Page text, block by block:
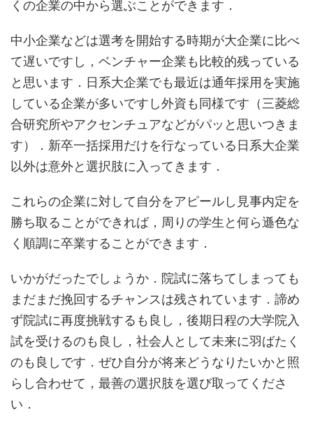
くの企業の中から選ぶことができます．
中小企業などは選考を開始する時期が大企業に比べ
て遅いですし，ベンチャー企業も比較的残っている
と思います．日系大企業でも最近は通年採用を実施
している企業が多いですし外資も同様です（三菱総
合研究所やアクセンチュアなどがパッと思いつきま
す）．新卒一括採用だけを行なっている日系大企業
以外は意外と選択肢に入ってきます．
これらの企業に対して自分をアピールし見事内定を
勝ち取ることができれば，周りの学生と何ら遜色な
く順調に卒業することができます．
いかがだったでしょうか．院試に落ちてしまっても
まだまだ挽回するチャンスは残されています．諦め
ず院試に再度挑戦するも良し，後期日程の大学院入
試を受けるのも良し，社会人として未来に羽ばたく
のも良しです．ぜひ自分が将来どうなりたいかと照
らし合わせて，最善の選択肢を選び取ってくださ
い．